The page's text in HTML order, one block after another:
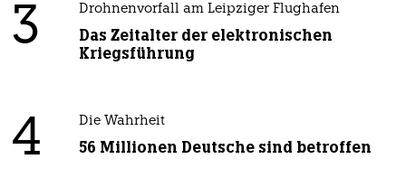
3 Drohnenvorfall am Leipziger Flughafen
Das Zeitalter der elektronischen
Kriegsführung
4 Die Wahrheit
56 Millionen Deutsche sind betroffen